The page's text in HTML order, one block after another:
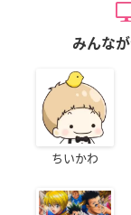
みんな
ちいかわ